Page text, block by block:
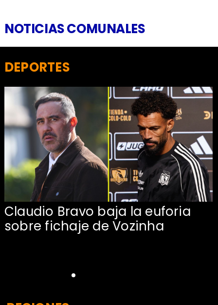
NOTICIAS COMUNALES
Claudio Bravo baja la euforia
sobre fichaje de Vozinha
DEPORTES